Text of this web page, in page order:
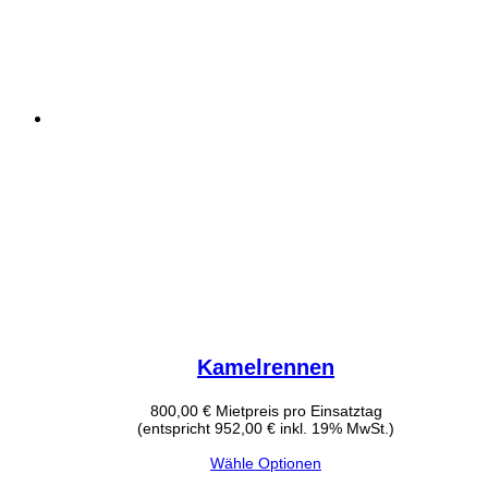
Kamelrennen
800,00 €Mietpreis pro Einsatztag
(entspricht 952,00 € inkl. 19% MwSt.)
Wähle Optionen